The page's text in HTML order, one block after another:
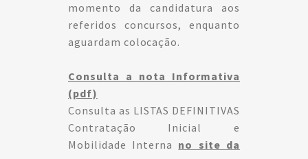
momento da candidatura aos
referidos concursos, enquanto
aguardam colocação.
Consulta a nota Informativa
(pdf)
Consulta as LISTAS DEFINITIVAS
Contratação Inicial e
Mobilidade Interna no site da